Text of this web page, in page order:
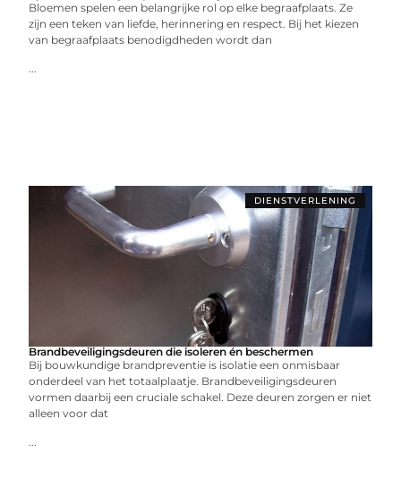
Bloemen spelen een belangrijke rol op elke begraafplaats. Ze
zijn een teken van liefde, herinnering en respect. Bij het kiezen
van begraafplaats benodigdheden wordt dan
...
DIENSTVERLENING
Brandbeveiligingsdeuren die isoleren én beschermen
Bij bouwkundige brandpreventie is isolatie een onmisbaar
onderdeel van het totaalplaatje. Brandbeveiligingsdeuren
vormen daarbij een cruciale schakel. Deze deuren zorgen er niet
alleen voor dat
...